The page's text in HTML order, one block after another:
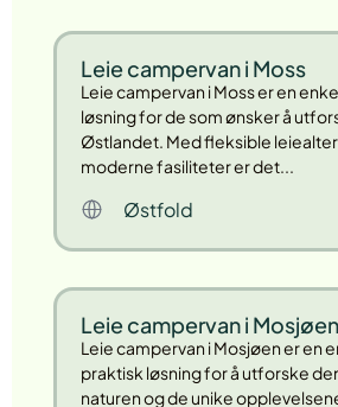
Leie campervan i Moss
Leie campervan i Moss er en
løsning for de som ønsker å
Østlandet. Med fleksible
moderne fasiliteter er det...
Østfold
Leie campervan i Mosjøen
Leie campervan i Mosjøen er en
praktisk løsning for å utforske
naturen og de unike